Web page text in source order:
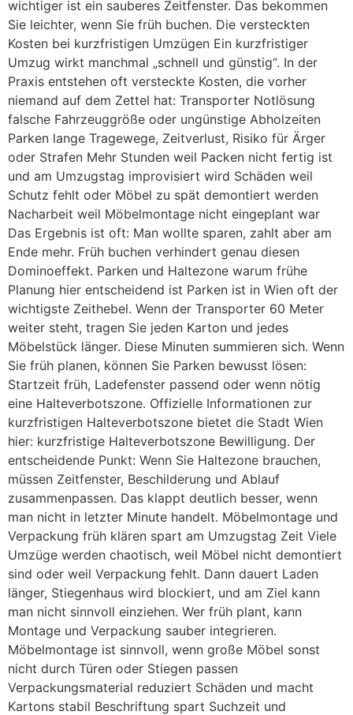
wichtiger ist ein sauberes Zeitfenster. Das bekommen
Sie leichter, wenn Sie früh buchen. Die versteckten
Kosten bei kurzfristigen Umzügen Ein kurzfristiger
Umzug wirkt manchmal „schnell und günstig“. In der
Praxis entstehen oft versteckte Kosten, die vorher
niemand auf dem Zettel hat: Transporter Notlösung
falsche Fahrzeuggröße oder ungünstige Abholzeiten
Parken lange Tragewege, Zeitverlust, Risiko für Ärger
oder Strafen Mehr Stunden weil Packen nicht fertig ist
und am Umzugstag improvisiert wird Schäden weil
Schutz fehlt oder Möbel zu spät demontiert werden
Nacharbeit weil Möbelmontage nicht eingeplant war
Das Ergebnis ist oft: Man wollte sparen, zahlt aber am
Ende mehr. Früh buchen verhindert genau diesen
Dominoeffekt. Parken und Haltezone warum frühe
Planung hier entscheidend ist Parken ist in Wien oft der
wichtigste Zeithebel. Wenn der Transporter 60 Meter
weiter steht, tragen Sie jeden Karton und jedes
Möbelstück länger. Diese Minuten summieren sich. Wenn
Sie früh planen, können Sie Parken bewusst lösen:
Startzeit früh, Ladefenster passend oder wenn nötig
eine Halteverbotszone. Offizielle Informationen zur
kurzfristigen Halteverbotszone bietet die Stadt Wien
hier: kurzfristige Halteverbotszone Bewilligung. Der
entscheidende Punkt: Wenn Sie Haltezone brauchen,
müssen Zeitfenster, Beschilderung und Ablauf
zusammenpassen. Das klappt deutlich besser, wenn
man nicht in letzter Minute handelt. Möbelmontage und
Verpackung früh klären spart am Umzugstag Zeit Viele
Umzüge werden chaotisch, weil Möbel nicht demontiert
sind oder weil Verpackung fehlt. Dann dauert Laden
länger, Stiegenhaus wird blockiert, und am Ziel kann
man nicht sinnvoll einziehen. Wer früh plant, kann
Montage und Verpackung sauber integrieren.
Möbelmontage ist sinnvoll, wenn große Möbel sonst
nicht durch Türen oder Stiegen passen
Verpackungsmaterial reduziert Schäden und macht
Kartons stabil Beschriftung spart Suchzeit und